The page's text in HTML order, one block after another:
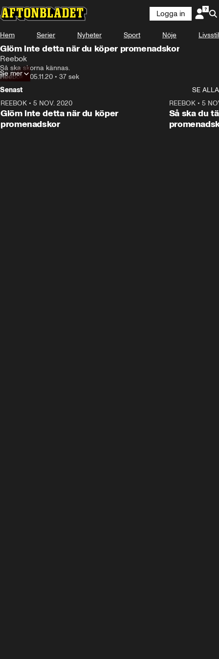
Annons
Annons från Reebok
Logga in
Hem Serier Nyheter Sport Nöje Livsstil
Glöm inte detta när du köper promenadskor
Reebok
Så ska skorna kännas.
Reebok• 05.11.20 • 37 sek
Se mer
Senast
SE ALLA
REEBOK • 5 NOV. 2020
Glöm inte detta när du köper
promenadskor
REEBOK• 5
Så ska du